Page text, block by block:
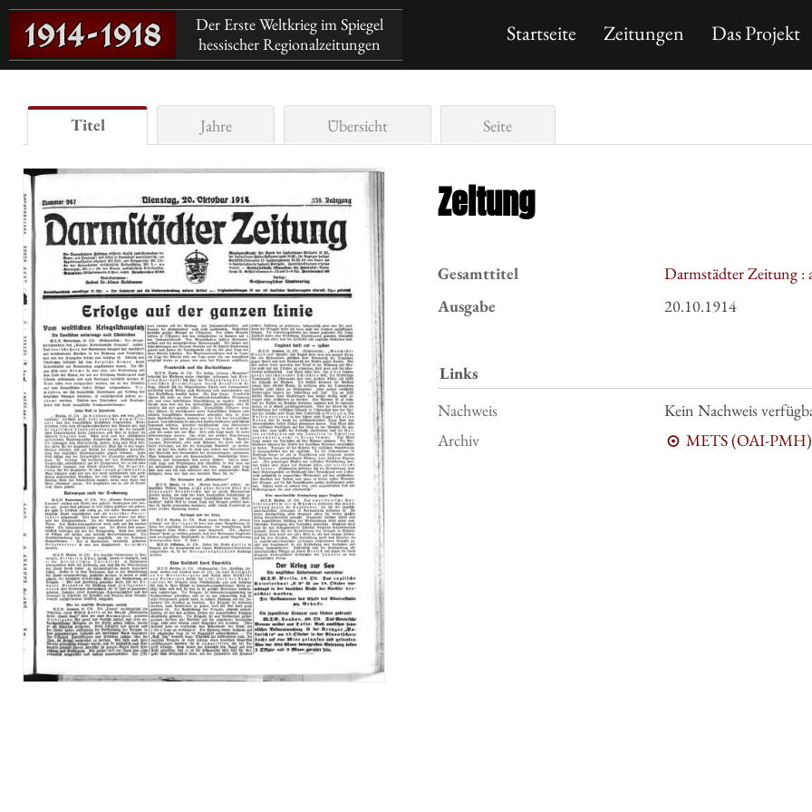
Der Erste Weltkrieg im Spiegel
hessischer Regionalzeitungen
Startseite Zeitungen Das Projekt
Titel Jahre Übersicht Seite
Zeitung
Gesamttitel
Darmstädter Zeitung :
Ausgabe
20.10.1914
Links
Nachweis
Kein Nachweis
Archiv
METS (OAI-PMH)